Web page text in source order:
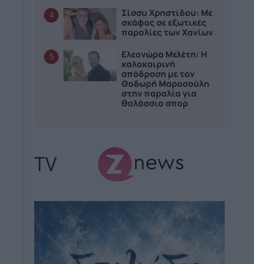
4
Σίσσυ Χρηστίδου: Με
σκάφος σε εξωτικές
παραλίες των Χανίων
5
Ελεονώρα Μελέτη: Η
καλοκαιρινή
απόδραση με τον
Θοδωρή Μαροσούλη
στην παραλία για
θαλάσσια σπορ
TV